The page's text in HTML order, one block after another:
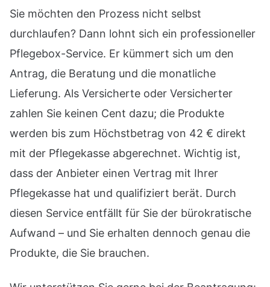
Sie möchten den Prozess nicht selbst
durchlaufen? Dann lohnt sich ein professioneller
Pflegebox-Service. Er kümmert sich um den
Antrag, die Beratung und die monatliche
Lieferung. Als Versicherte oder Versicherter
zahlen Sie keinen Cent dazu; die Produkte
werden bis zum Höchstbetrag von 42 € direkt
mit der Pflegekasse abgerechnet. Wichtig ist,
dass der Anbieter einen Vertrag mit Ihrer
Pflegekasse hat und qualifiziert berät. Durch
diesen Service entfällt für Sie der bürokratische
Aufwand – und Sie erhalten dennoch genau die
Produkte, die Sie brauchen.